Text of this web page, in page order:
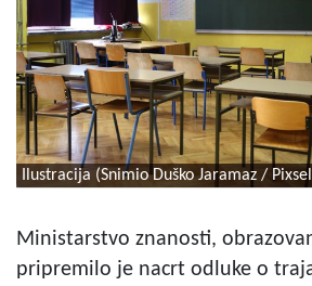
Ilustracija (Snimio Duško Jaramaz /
Ministarstvo znanosti,
pripremilo je nacrt odluke o